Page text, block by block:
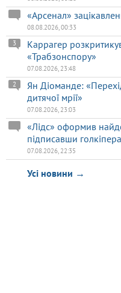
«Арсенал»
08.08.2026, 00:33
Каррагер
«Трабзонспору»
3
07.08.2026, 23:48
Ян Діоманде:
дитячої мрії»
2
07.08.2026, 23:03
«Лідс» оформив
підписавши
07.08.2026, 22:35
Усі новини →